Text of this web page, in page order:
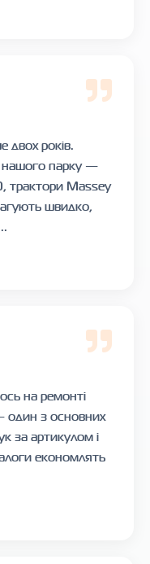
двох років.
нашого парку —
трактори Massey
швидко,
на ремонті
один з основних
за артикулом і
економлять